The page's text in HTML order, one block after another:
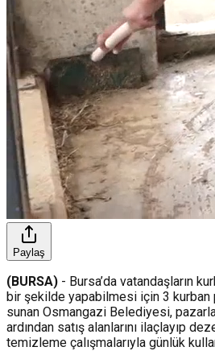
Paylaş
(BURSA) - Bursa’da vatandaşların
bir şekilde yapabilmesi için 3 kurban
sunan Osmangazi Belediyesi,
ardından satış alanlarını ilaçlayıp
temizleme çalışmalarıyla günlük